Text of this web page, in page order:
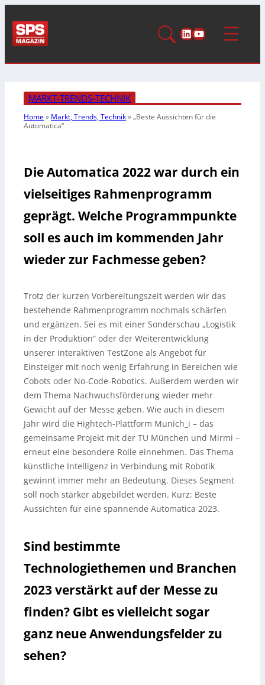
LinkedIn
YouTube
MARKT-TRENDS-TECHNIK
Home» Markt, Trends, Technik»„Beste Aussichten für die
Automatica“
Die Automatica 2022 war durch ein
vielseitiges Rahmenprogramm
geprägt. Welche Programmpunkte
soll es auch im kommenden Jahr
wieder zur Fachmesse geben?
Trotz der kurzen Vorbereitungszeit werden wir das
bestehende Rahmenprogramm nochmals schärfen
und ergänzen. Sei es mit einer Sonderschau „Logistik
in der Produktion“ oder der Weiterentwicklung
unserer interaktiven TestZone als Angebot für
Einsteiger mit noch wenig Erfahrung in Bereichen wie
Cobots oder No-Code-Robotics. Außerdem werden wir
dem Thema Nachwuchsförderung wieder mehr
Gewicht auf der Messe geben. Wie auch in diesem
Jahr wird die Hightech-Plattform Munich_i – das
gemeinsame Projekt mit der TU München und Mirmi –
erneut eine besondere Rolle einnehmen. Das Thema
künstliche Intelligenz in Verbindung mit Robotik
gewinnt immer mehr an Bedeutung. Dieses Segment
soll noch stärker abgebildet werden. Kurz: Beste
Aussichten für eine spannende Automatica 2023.
Sind bestimmte
Technologiethemen und Branchen
2023 verstärkt auf der Messe zu
finden? Gibt es vielleicht sogar
ganz neue Anwendungsfelder zu
sehen?